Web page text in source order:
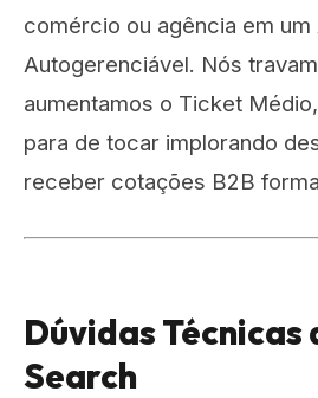
comércio ou agência em
Autogerenciável. Nós
aumentamos o Ticket
para de tocar implorando
receber cotações B2B
Dúvidas Técnicas
Search